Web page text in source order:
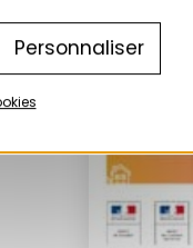
Personnaliser